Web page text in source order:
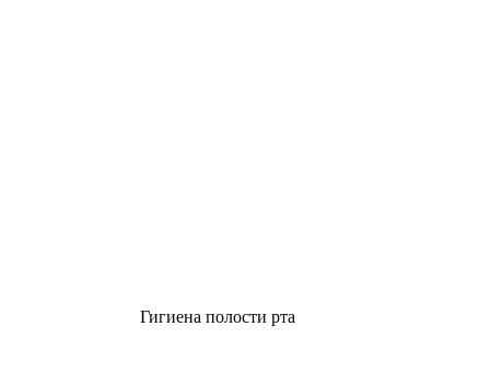
Гигиена полости рта